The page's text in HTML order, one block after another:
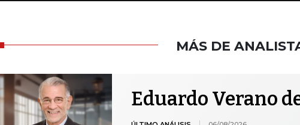
MÁS DE
Eduardo Verano